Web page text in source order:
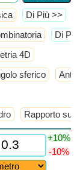
​Di Più >>
​Di Più
4D
sferico
Rapporto
+10%
-10%